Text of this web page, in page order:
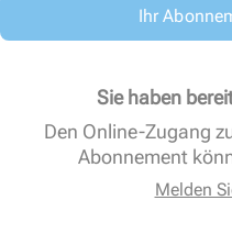
Ihr
Sie haben
Den Online-Zugang
Abonnement
Melden